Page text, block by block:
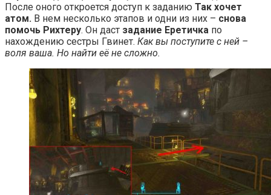
После оного откроется доступ к заданию Так хочет
атом. В нем несколько этапов и одни из них – снова
помочь Рихтеру. Он даст задание Еретичка по
нахождению сестры Гвинет. Как вы поступите с ней –
воля ваша. Но найти её не сложно.